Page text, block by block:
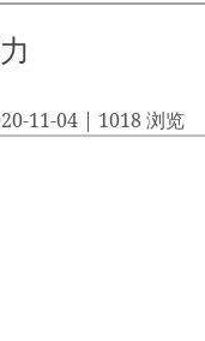
11-04 | 1018 浏览